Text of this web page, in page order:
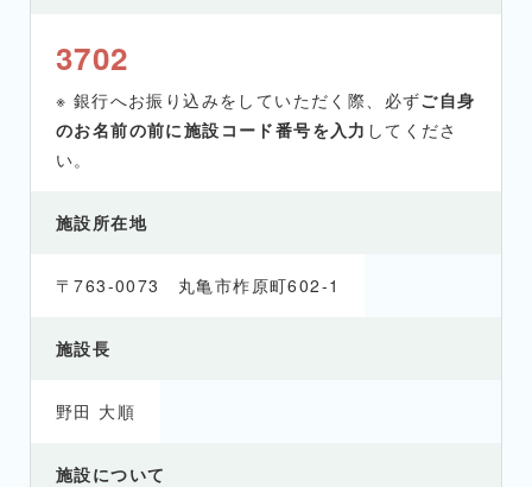
3702
※ 銀行へお振り込みをしていただく際、必ずご自身
のお名前の前に施設コード番号を入力 してくださ
い。
施設所在地
〒763-0073 丸亀市柞原町602-1
施設長
野田 大順
施設について